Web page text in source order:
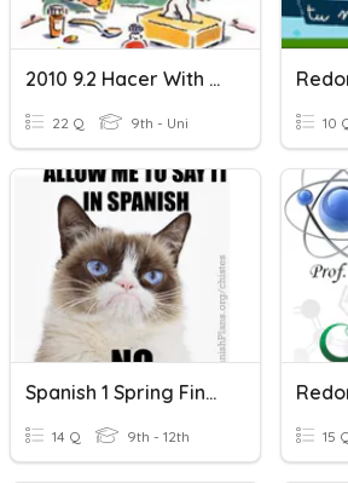
2010 9.2 Hacer With Time
22 Q 9th - Uni 10
Spanish 1 Spring Final Part 1
14 Q 9th - 12th 15